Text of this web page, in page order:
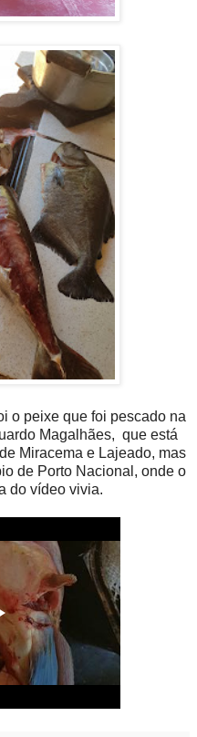
o peixe que foi pescado na
Magalhães, que está
Miracema e Lajeado, mas
de Porto Nacional, onde o
do vídeo vivia.